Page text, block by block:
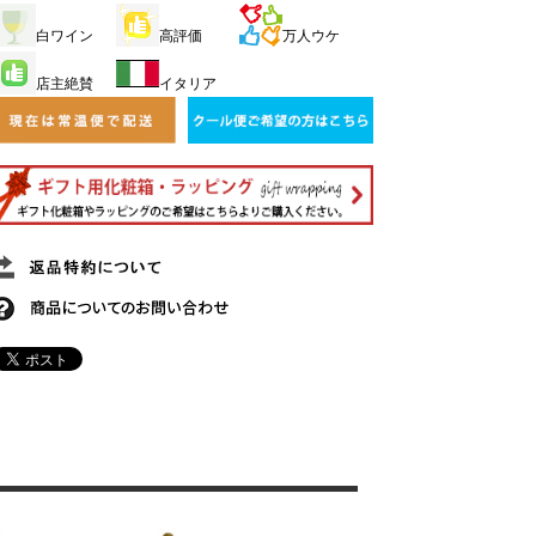
白ワイン 高評価 万人ウケ
店主絶賛 イタリア